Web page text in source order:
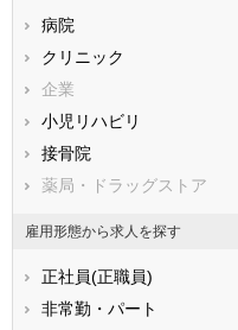
香川県
福岡県
熊本県
鹿児島県
病院
クリニック
企業
小児リハビリ
接骨院
薬局・ドラッグストア
雇用形態から求人を探す
正社員(正職員)
非常勤・パート